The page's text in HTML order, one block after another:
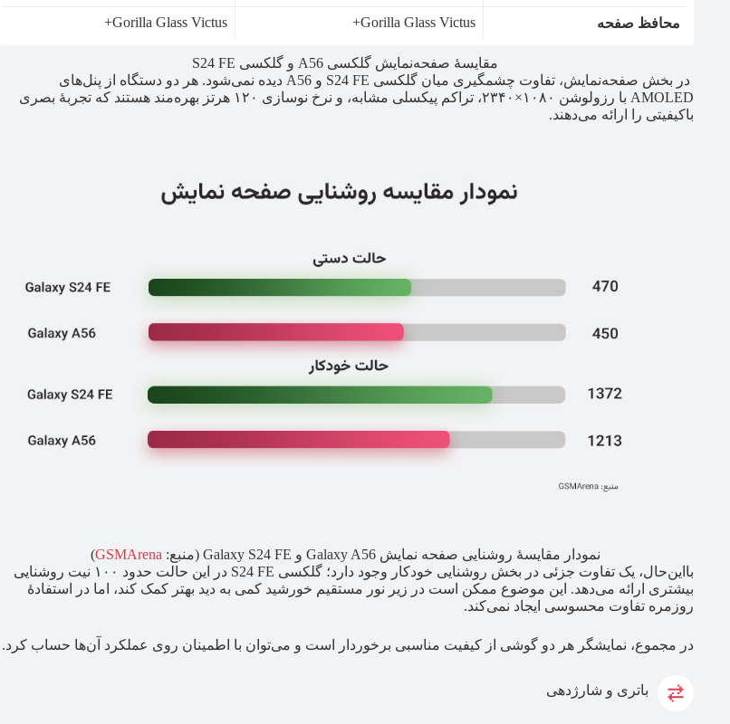
محافظ صفحه Gorilla Glass Victus+
Gorilla Glass Victus+
مقایسهٔ صفحه‌نمایش گلکسی A56 و گلکسی S24 FE
در بخش صفحه‌نمایش، تفاوت چشمگیری میان گلکسی S24 FE و A56 دیده نمی‌شود. هر دو دستگاه از پنل‌های
AMOLED با رزولوشن ۱۰۸۰×۲۳۴۰، تراکم پیکسلی مشابه، و نرخ نوسازی ۱۲۰ هرتز بهره‌مند هستند که تجربهٔ بصری
باکیفیتی را ارائه می‌دهند.
نمودار مقایسهٔ روشنایی صفحه نمایش Galaxy A56 و Galaxy S24 FE (منبع: GSMArena
)
بااین‌حال، یک تفاوت جزئی در بخش روشنایی خودکار وجود دارد؛ گلکسی S24 FE در این حالت حدود ۱۰۰ نیت روشنایی
بیشتری ارائه می‌دهد. این موضوع ممکن است در زیر نور مستقیم خورشید کمی به دید بهتر کمک کند، اما در استفادهٔ
روزمره تفاوت محسوسی ایجاد نمی‌کند.
در مجموع، نمایشگر هر دو گوشی از کیفیت مناسبی برخوردار است و می‌توان با اطمینان روی عملکرد آن‌ها حساب کرد.
باتری و شارژدهی